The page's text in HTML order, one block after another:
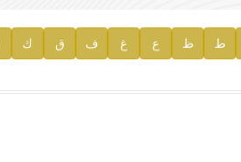
ط ظ ع غ ف ق ك